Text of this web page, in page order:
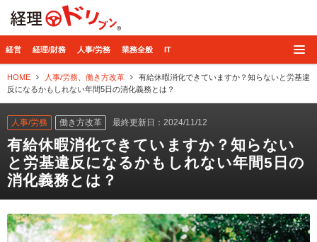
経営 経理/財務 人事/労務 業務全般 IT
HOME 人事/労務 働き方改革
有給休暇消化できていますか？知らないと労基違
反になるかもしれない年間5日の消化義務とは？
人事/労務 働き方改革 最終更新日：2024/11/12
有給休暇消化できていますか？知らない
と労基違反になるかもしれない年間5日の
消化義務とは？